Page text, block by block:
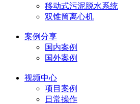
移动式污泥脱水系统
双锥筒离心机
案例分享
国内案例
国外案例
视频中心
项目案例
日常操作